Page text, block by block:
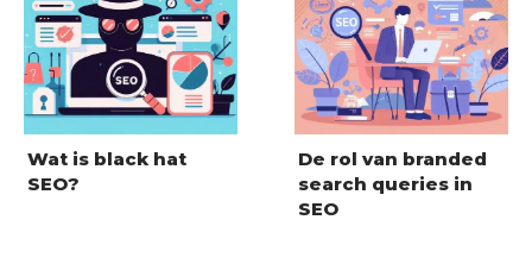
Wat is black hat
SEO?
De rol van branded
search queries in
SEO